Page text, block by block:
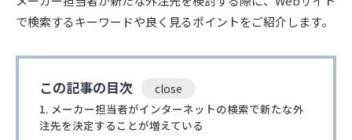
で検索するキーワードや良く見るポイントをご紹介します。
この記事の目次
メーカー担当者がインターネットの検索で新たな外
注先を決定することが増えている